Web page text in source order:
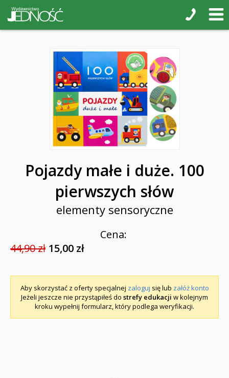
Pojazdy małe i duże. 100
pierwszych słów
elementy sensoryczne
Cena:
44,90 zł 15,00 zł
Aby skorzystać z oferty specjalnej zaloguj się lub załóż konto
Jeżeli jeszcze nie przystąpiłeś do strefy edukacji w kolejnym
kroku wypełnij formularz, który podlega weryfikacji.